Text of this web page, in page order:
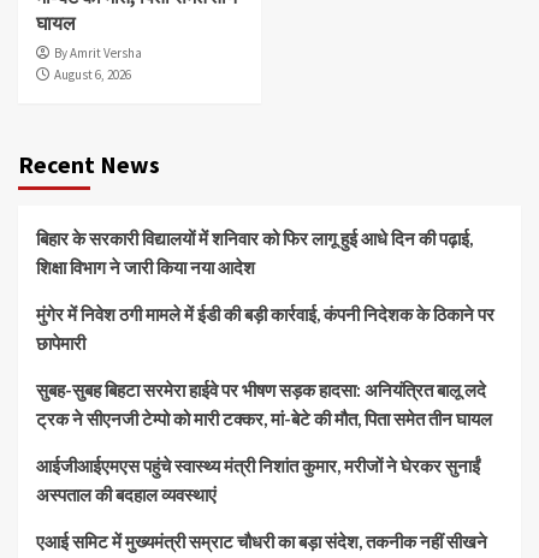
घायल
By Amrit Versha
August 6, 2026
Recent News
बिहार के सरकारी विद्यालयों में शनिवार को फिर लागू हुई आधे दिन की पढ़ाई,
शिक्षा विभाग ने जारी किया नया आदेश
मुंगेर में निवेश ठगी मामले में ईडी की बड़ी कार्रवाई, कंपनी निदेशक के ठिकाने पर
छापेमारी
सुबह-सुबह बिहटा सरमेरा हाईवे पर भीषण सड़क हादसा: अनियंत्रित बालू लदे
ट्रक ने सीएनजी टेम्पो को मारी टक्कर, मां-बेटे की मौत, पिता समेत तीन घायल
आईजीआईएमएस पहुंचे स्वास्थ्य मंत्री निशांत कुमार, मरीजों ने घेरकर सुनाईं
अस्पताल की बदहाल व्यवस्थाएं
एआई समिट में मुख्यमंत्री सम्राट चौधरी का बड़ा संदेश, तकनीक नहीं सीखने